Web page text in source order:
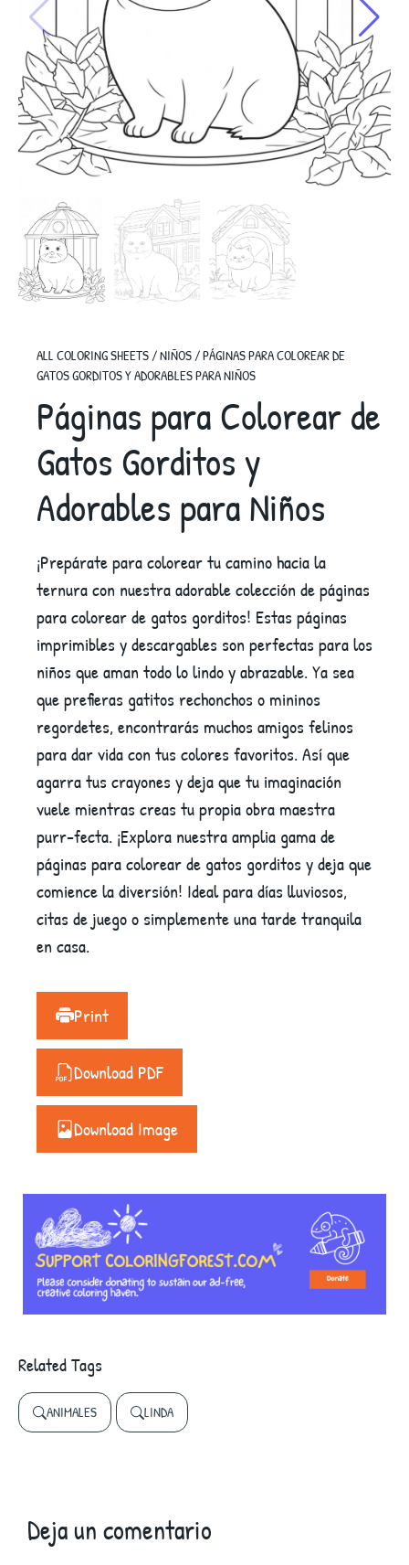
ALL COLORING SHEETS/NIÑOS/PÁGINAS PARA COLOREAR DE
GATOS GORDITOS Y ADORABLES PARA NIÑOS
Páginas para Colorear de
Gatos Gorditos y
Adorables para Niños
¡Prepárate para colorear tu camino hacia la
ternura con nuestra adorable colección de páginas
para colorear de gatos gorditos! Estas páginas
imprimibles y descargables son perfectas para los
niños que aman todo lo lindo y abrazable. Ya sea
que prefieras gatitos rechonchos o mininos
regordetes, encontrarás muchos amigos felinos
para dar vida con tus colores favoritos. Así que
agarra tus crayones y deja que tu imaginación
vuele mientras creas tu propia obra maestra
purr-fecta. ¡Explora nuestra amplia gama de
páginas para colorear de gatos gorditos y deja que
comience la diversión! Ideal para días lluviosos,
citas de juego o simplemente una tarde tranquila
en casa.
Print
Download PDF
Download Image
Related Tags
ANIMALES LINDA
Deja un comentario